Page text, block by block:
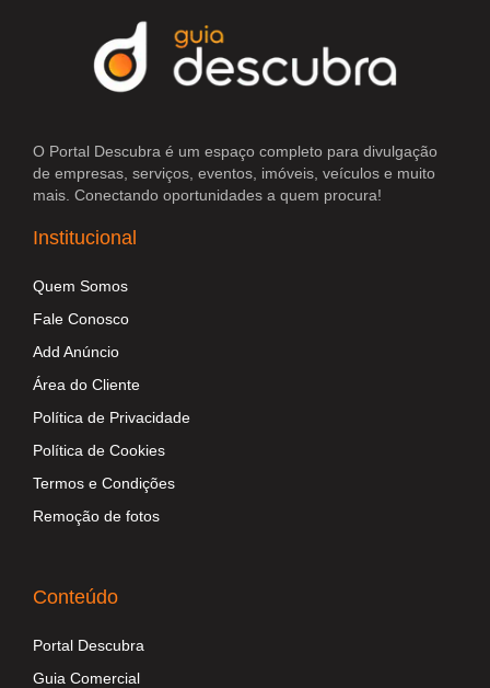
O Portal Descubra é um espaço completo para divulgação
de empresas, serviços, eventos, imóveis, veículos e muito
mais. Conectando oportunidades a quem procura!
Institucional
Quem Somos
Fale Conosco
Add Anúncio
Área do Cliente
Política de Privacidade
Política de Cookies
Termos e Condições
Remoção de fotos
Conteúdo
Portal Descubra
Guia Comercial